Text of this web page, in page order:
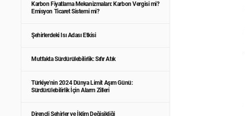
Karbon Fiyatlama Mekanizmaları: Karbon Vergisi mi?
Emisyon Ticaret Sistemi mi?
Şehirlerdeki Isı Adası Etkisi
Mutfakta Sürdürülebilirlik: Sıfır Atık
Türkiye'nin 2024 Dünya Limit Aşım Günü:
Sürdürülebilirlik İçin Alarm Zilleri
Dirençli Şehirler ve İklim Değişikliği